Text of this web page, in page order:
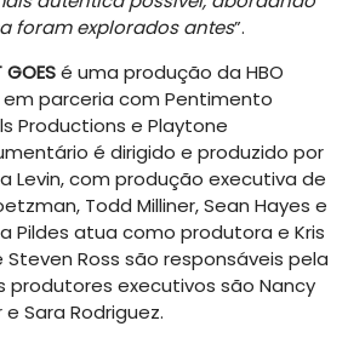
foram explorados antes”.
GOESé uma produção da HBO
em parceria com Pentimento
Productions e Playtone
é dirigido e produzido por
Levin, com produção executiva de
Todd Milliner, Sean Hayes e
Pildes atua como produtora e Kris
Steven Ross são responsáveis pela
produtores executivos são Nancy
Sara Rodriguez.